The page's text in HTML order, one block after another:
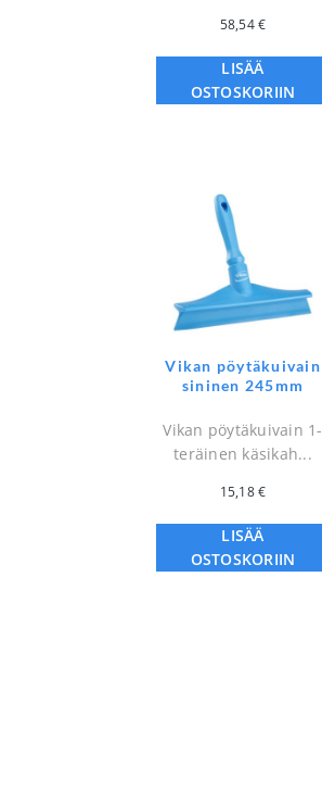
58,54€
LISÄÄ
OSTOSKORIIN
Vikan pöytäkuivain
sininen 245mm
Vikan pöytäkuivain 1-
teräinen käsikah...
15,18€
LISÄÄ
OSTOSKORIIN